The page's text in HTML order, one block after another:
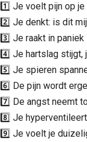
1️⃣ Je voelt pijn op
2️⃣ Je denkt: is dit
3️⃣ Je raakt in paniek
4️⃣ Je hartslag stijgt,
5️⃣ Je spieren
6️⃣ De pijn wordt
7️⃣ De angst neemt
8️⃣ Je
9️⃣ Je voelt je